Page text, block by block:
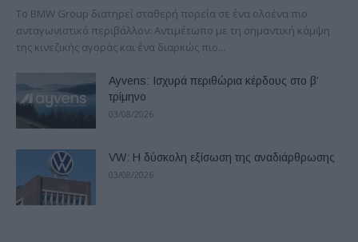
Το BMW Group διατηρεί σταθερή πορεία σε ένα ολοένα πιο
ανταγωνιστικό περιβάλλον: Αντιμέτωπο με τη σημαντική κάμψη
της κινεζικής αγοράς και ένα διαρκώς πιο...
Ayvens: Iσχυρά περιθώρια κέρδους στο β’
τρίμηνο
03/08/2026
VW: Η δύσκολη εξίσωση της αναδιάρθρωσης
03/08/2026